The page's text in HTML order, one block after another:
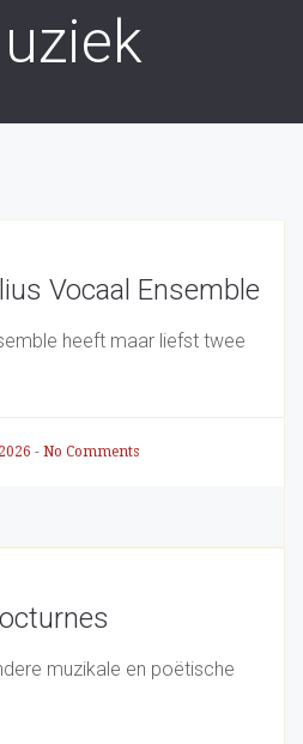
Vocaal Ensemble
heeft maar liefst twee
- No Comments
muzikale en poëtische